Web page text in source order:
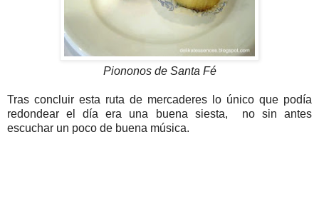
Piononos de Santa Fé
Tras concluir esta ruta de mercaderes lo único que podía
redondear el día era una buena siesta, no sin antes
escuchar un poco de buena música.